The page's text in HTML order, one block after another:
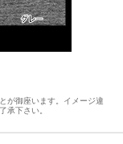
が御座います。イメージ違
承下さい。